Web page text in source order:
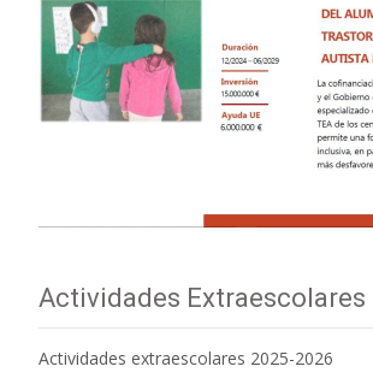
Actividades Extraescolares
Actividades extraescolares 2025-2026